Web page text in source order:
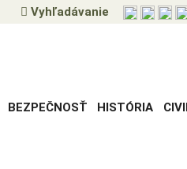
Vyhľadávanie
BEZPEČNOSŤ HISTÓRIA